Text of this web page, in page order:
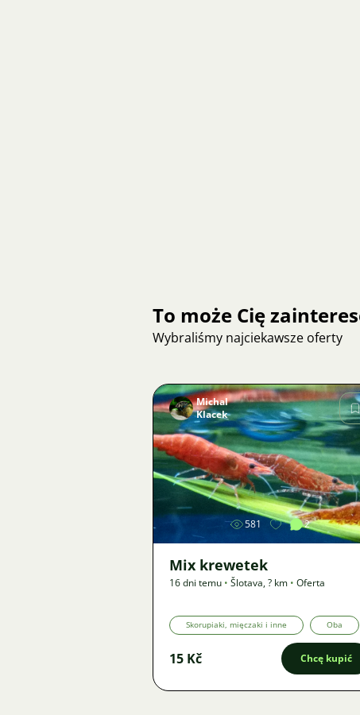
To może Cię
Wybraliśmy najciekawsze oferty
Zdjęcie
Michal
Klacek
581 2
Mix krewetek
16 dni temu • Šlotava,? km • Oferta
Skorupiaki, mięczaki i inne Oba
15 Kč Chcę kupić